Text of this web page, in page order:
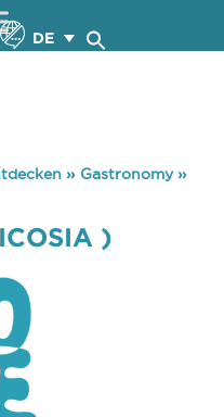
DE
» Gastronomy»
)